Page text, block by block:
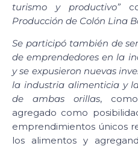
turismo y productivo”
Producción de Colón Lina
Se participó también de
de emprendedores en la
y se expusieron nuevas
la industria alimenticia y
de ambas orillas,
agregado como
emprendimientos únicos
los alimentos y